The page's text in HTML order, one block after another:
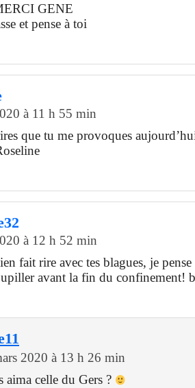
GENE
et pense à toi
à 11 h 55 min
que tu me provoques
à 12 h 52 min
fait rire avec tes blagues, je
avant la fin du confinement!
2020 à 13 h 26 min
aima celle du Gers ?